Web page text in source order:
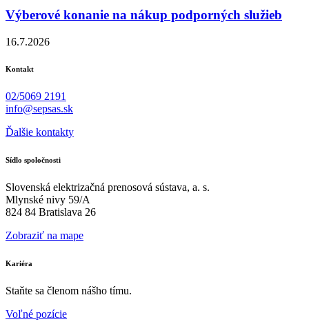
Výberové konanie na nákup podporných služieb
16.7.2026
Kontakt
02/5069 2191
info@sepsas.sk
Ďalšie kontakty
Sídlo spoločnosti
Slovenská elektrizačná prenosová sústava, a. s.
Mlynské nivy 59/A
824 84 Bratislava 26
Zobraziť na mape
Kariéra
Staňte sa členom nášho tímu.
Voľné pozície